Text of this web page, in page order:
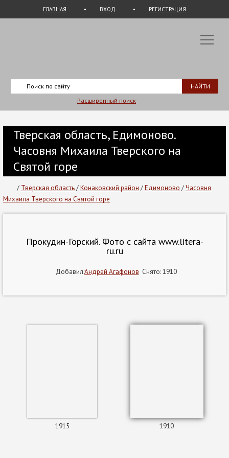
ГЛАВНАЯ ВХОД РЕГИСТРАЦИЯ
Расширенный поиск
Тверская область, Едимоново.
Часовня Михаила Тверского на
Святой горе
/ Тверская область/Конаковский район /Едимоново /Часовня
Михаила Тверского на Святой горе
Прокудин-Горский. Фото с сайта www.litera-
ru.ru
Добавил:Андрей Агафонов Снято: 1910
1915 1910